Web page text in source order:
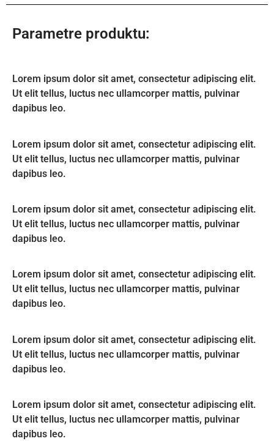
Parametre produktu:
Lorem ipsum dolor sit amet, consectetur adipiscing elit.
Ut elit tellus, luctus nec ullamcorper mattis, pulvinar
dapibus leo.
Lorem ipsum dolor sit amet, consectetur adipiscing elit.
Ut elit tellus, luctus nec ullamcorper mattis, pulvinar
dapibus leo.
Lorem ipsum dolor sit amet, consectetur adipiscing elit.
Ut elit tellus, luctus nec ullamcorper mattis, pulvinar
dapibus leo.
Lorem ipsum dolor sit amet, consectetur adipiscing elit.
Ut elit tellus, luctus nec ullamcorper mattis, pulvinar
dapibus leo.
Lorem ipsum dolor sit amet, consectetur adipiscing elit.
Ut elit tellus, luctus nec ullamcorper mattis, pulvinar
dapibus leo.
Lorem ipsum dolor sit amet, consectetur adipiscing elit.
Ut elit tellus, luctus nec ullamcorper mattis, pulvinar
dapibus leo.